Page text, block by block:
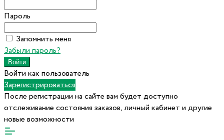
Пароль
Запомнить меня
Забыли пароль?
Войти как пользователь
Зарегистрироваться
После регистрации на сайте вам будет доступно
отслеживание состояния заказов, личный кабинет и другие
новые возможности